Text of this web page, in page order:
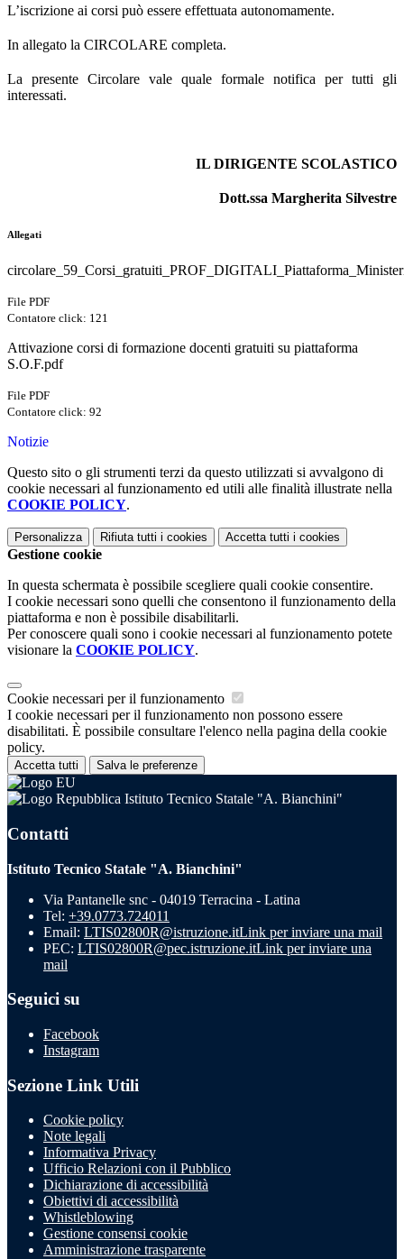
L’iscrizione ai corsi può essere effettuata autonomamente.
In allegato la CIRCOLARE completa.
La presente Circolare vale quale formale notifica per tutti gli
interessati.
IL DIRIGENTE SCOLASTICO
Dott.ssa Margherita Silvestre
Allegati
File PDF
Contatore click: 121
Attivazione corsi di formazione docenti gratuiti su piattaforma
S.O.F.pdf
File PDF
Contatore click: 92
Notizie
Questo sito o gli strumenti terzi da questo utilizzati si avvalgono di
cookie necessari al funzionamento ed utili alle finalità illustrate nella
COOKIE POLICY.
Personalizza Rifiuta tutti i cookies Accetta tutti i cookies
Gestione cookie
In questa schermata è possibile scegliere quali cookie consentire.
I cookie necessari sono quelli che consentono il funzionamento della
piattaforma e non è possibile disabilitarli.
Per conoscere quali sono i cookie necessari al funzionamento potete
visionare la COOKIE POLICY.
Cookie necessari per il funzionamento
I cookie necessari per il funzionamento non possono essere
disabilitati. È possibile consultare l'elenco nella pagina della cookie
policy.
Accetta tutti Salva le preferenze
Istituto Tecnico Statale "A. Bianchini"
Contatti
Istituto Tecnico Statale "A. Bianchini"
Via Pantanelle snc - 04019 Terracina - Latina
Tel: +39.0773.724011
Email: LTIS02800R@istruzione.itLink per inviare una mail
PEC: LTIS02800R@pec.istruzione.itLink per inviare una
mail
Seguici su
Facebook
Instagram
Sezione Link Utili
Cookie policy
Note legali
Informativa Privacy
Ufficio Relazioni con il Pubblico
Dichiarazione di accessibilità
Obiettivi di accessibilità
Whistleblowing
Gestione consensi cookie
Amministrazione trasparente